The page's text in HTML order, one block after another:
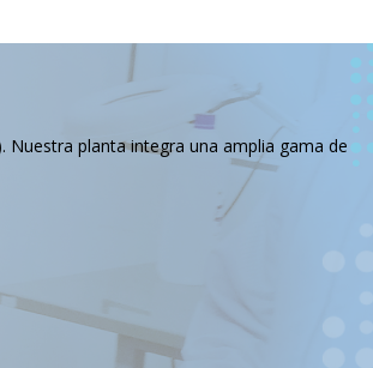
Nuestra planta integra una amplia gama de